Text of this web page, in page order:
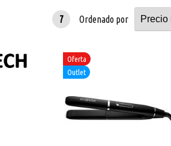
7 Ordenado por
Oferta
Outlet